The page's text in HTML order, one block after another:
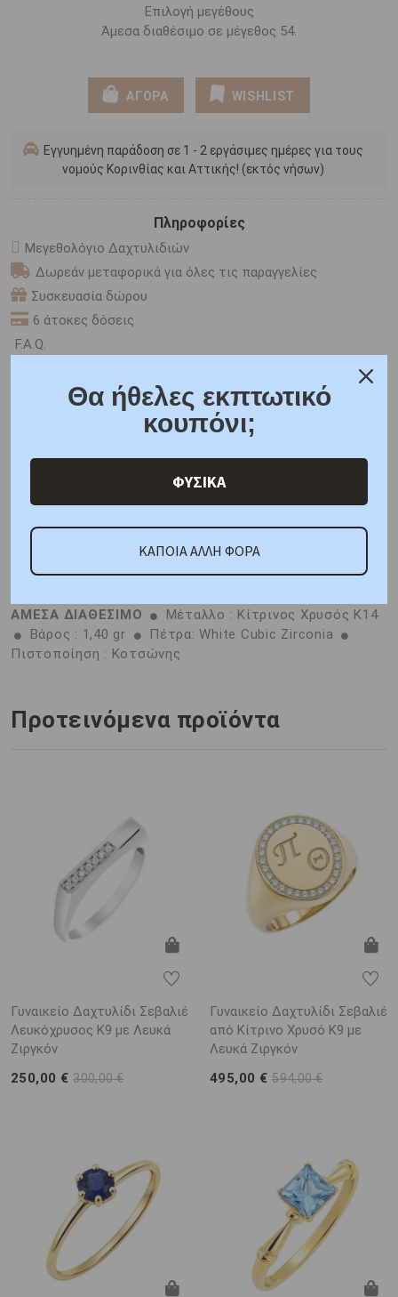
Επιλογή μεγέθους
Άμεσα διαθέσιμο σε μέγεθος 54.
ΑΓΟΡΑ WISHLIST
Εγγυημένη παράδοση σε 1 - 2 εργάσιμες ημέρες για τους
νομούς Κορινθίας και Αττικής! (εκτός νήσων)
Πληροφορίες
Μεγεθολόγιο Δαχτυλιδιών
Δωρεάν μεταφορικά για όλες τις παραγγελίες
Συσκευασία δώρου
6 άτοκες δόσεις
F.A.Q.
ONLINE CHAT
SHARE THE LOVE
ΑΜΕΣΑ ΔΙΑΘΕΣΙΜΟ
Μέταλλο : Κίτρινος Χρυσός K14
Βάρος : 1,40 gr
Πέτρα: White Cubic Zirconia
Πιστοποίηση : Κοτσώνης
Προτεινόμενα προϊόντα
Γυναικείο Δαχτυλίδι Σεβαλιέ
Λευκόχρυσος K9 με Λευκά
Ζιργκόν
250,00 €300,00 €
Γυναικείο Δαχτυλίδι Σεβαλιέ
από Κίτρινο Χρυσό K9 με
Λευκά Ζιργκόν
495,00 €594,00 €
Θα ήθελες εκπτωτικό
κουπόνι;
ΦΥΣΙΚΑ
ΚΑΠΟΙΑ ΑΛΛΗ ΦΟΡΑ